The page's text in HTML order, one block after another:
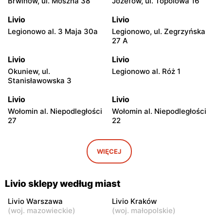
Livio
Legionowo al. 3 Maja 30a
Livio
Legionowo, ul. Zegrzyńska
27 A
Livio
Okuniew, ul.
Stanisławowska 3
Livio
Legionowo al. Róż 1
Livio
Wołomin al. Niepodległości
27
Livio
Wołomin al. Niepodległości
22
Otwock, ul. Warszawska
Livio
Otwock, ul. Wawerska 10
Livio
Wołomin, ul. Szosa
Jadowska 14B
Livio
Batorego 34
WIĘCEJ
Livio sklepy według miast
Livio Warszawa
(woj. mazowieckie)
Livio Kraków
(woj. małopolskie)